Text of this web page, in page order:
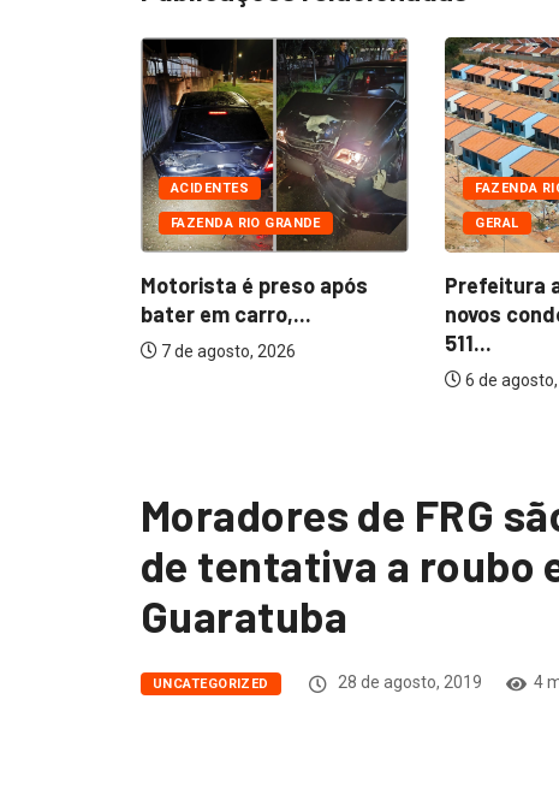
ACIDENTES
FAZENDA RIO GRANDE
Motorista é preso após
bater em carro,...
7 de agosto, 2026
FAZENDA
GERAL
Prefeitura
novos
511...
6 de
Moradores de FRG
de tentativa a roubo
Guaratuba
UNCATEGORIZED 28 de agosto, 2019 4